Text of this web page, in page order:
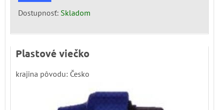
Dostupnosť: Skladom
Plastové viečko
krajina pôvodu: Česko